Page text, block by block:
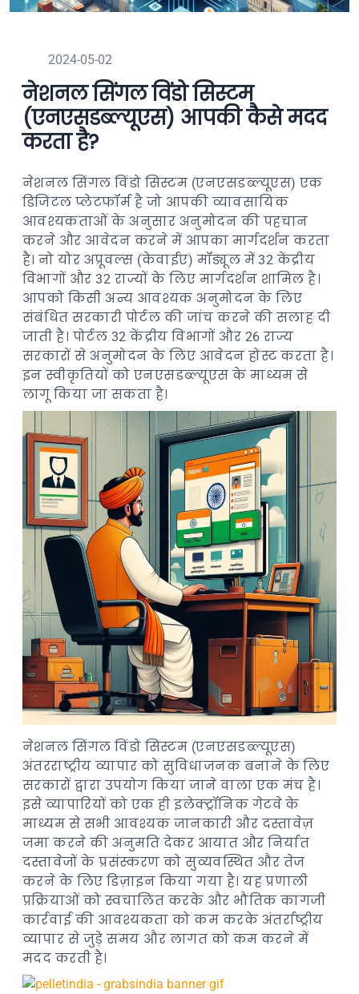
2024-05-02
नेशनल सिंगल विंडो सिस्टम
(एनएसडब्ल्यूएस) आपकी कैसे मदद
करता है?
नेशनल सिंगल विंडो सिस्टम (एनएसडब्ल्यूएस) एक
डिजिटल प्लेटफॉर्म है जो आपकी व्यावसायिक
आवश्यकताओं के अनुसार अनुमोदन की पहचान
करने और आवेदन करने में आपका मार्गदर्शन करता
है। नो योर अप्रूवल्स (केवाईए) मॉड्यूल में 32 केंद्रीय
विभागों और 32 राज्यों के लिए मार्गदर्शन शामिल है।
आपको किसी अन्य आवश्यक अनुमोदन के लिए
संबंधित सरकारी पोर्टल की जांच करने की सलाह दी
जाती है। पोर्टल 32 केंद्रीय विभागों और 26 राज्य
सरकारों से अनुमोदन के लिए आवेदन होस्ट करता है।
इन स्वीकृतियों को एनएसडब्ल्यूएस के माध्यम से
लागू किया जा सकता है।
नेशनल सिंगल विंडो सिस्टम (एनएसडब्ल्यूएस)
अंतरराष्ट्रीय व्यापार को सुविधाजनक बनाने के लिए
सरकारों द्वारा उपयोग किया जाने वाला एक मंच है।
इसे व्यापारियों को एक ही इलेक्ट्रॉनिक गेटवे के
माध्यम से सभी आवश्यक जानकारी और दस्तावेज़
जमा करने की अनुमति देकर आयात और निर्यात
दस्तावेजों के प्रसंस्करण को सुव्यवस्थित और तेज
करने के लिए डिज़ाइन किया गया है। यह प्रणाली
प्रक्रियाओं को स्वचालित करके और भौतिक कागजी
कार्रवाई की आवश्यकता को कम करके अंतर्राष्ट्रीय
व्यापार से जुड़े समय और लागत को कम करने में
मदद करती है।